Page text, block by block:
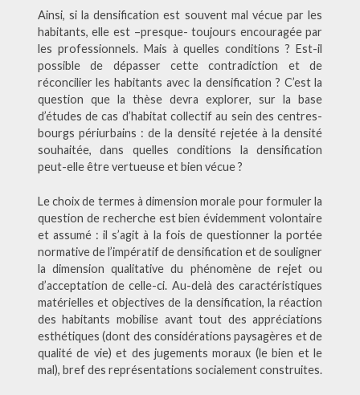
Ainsi, si la densification est souvent mal vécue par les
habitants, elle est –presque- toujours encouragée par
les professionnels. Mais à quelles conditions ? Est-il
possible de dépasser cette contradiction et de
réconcilier les habitants avec la densification ? C’est la
question que la thèse devra explorer, sur la base
d’études de cas d’habitat collectif au sein des centres-
bourgs périurbains : de la densité rejetée à la densité
souhaitée, dans quelles conditions la densification
peut-elle être vertueuse et bien vécue ?
Le choix de termes à dimension morale pour formuler la
question de recherche est bien évidemment volontaire
et assumé : il s’agit à la fois de questionner la portée
normative de l’impératif de densification et de souligner
la dimension qualitative du phénomène de rejet ou
d’acceptation de celle-ci. Au-delà des caractéristiques
matérielles et objectives de la densification, la réaction
des habitants mobilise avant tout des appréciations
esthétiques (dont des considérations paysagères et de
qualité de vie) et des jugements moraux (le bien et le
mal), bref des représentations socialement construites.